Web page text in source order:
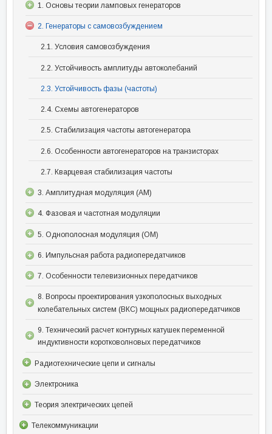
1. Основы теории ламповых генераторов
2. Генераторы с самовозбуждением
2.1. Условия самовозбуждения
2.2. Устойчивость амплитуды автоколебаний
2.3. Устойчивость фазы (частоты)
2.4. Схемы автогенераторов
2.5. Стабилизация частоты автогенератора
2.6. Особенности автогенераторов на транзисторах
2.7. Кварцевая стабилизация частоты
3. Амплитудная модуляция (АМ)
4. Фазовая и частотная модуляции
5. Однополосная модуляция (ОМ)
6. Импульсная работа радиопередатчиков
7. Особенности телевизионных передатчиков
8. Вопросы проектирования узкополосных выходных
колебательных систем (ВКС) мощных радиопередатчиков
9. Технический расчет контурных катушек переменной
индуктивности коротковолновых передатчиков
Радиотехнические цепи и сигналы
Электроника
Теория электрических цепей
Телекоммуникации